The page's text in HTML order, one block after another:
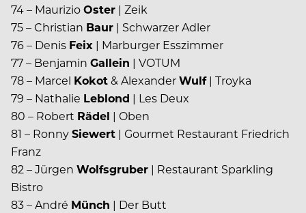
74 – MaurizioOster | Zeik
75 – Christian Baur | Schwarzer Adler
76 – Denis Feix | Marburger Esszimmer
77 – Benjamin Gallein | VOTUM
78 – Marcel Kokot& AlexanderWulf| Troyka
79 – Nathalie Leblond | Les Deux
80 – Robert Rädel | Oben
81 – RonnySiewert | Gourmet Restaurant Friedrich
Franz
82 – Jürgen Wolfsgruber | Restaurant Sparkling
Bistro
83 – André Münch | Der Butt